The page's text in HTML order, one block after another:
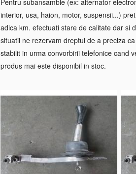
interior, usa, haion, motor, suspensii...)
adica km. efectuati stare de calitate dar si
situatii ne rezervam dreptul de a preciza
stabilit in urma convorbirii telefonice cand
produs mai este disponibil in stoc.